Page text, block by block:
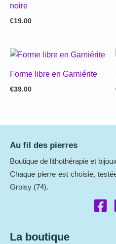
noire
€19.00
Forme libre en Garniérite
€39.00
Au fil des pierres
Boutique de lithothérapie et
Chaque pierre est choisie,
Groisy (74).
La boutique